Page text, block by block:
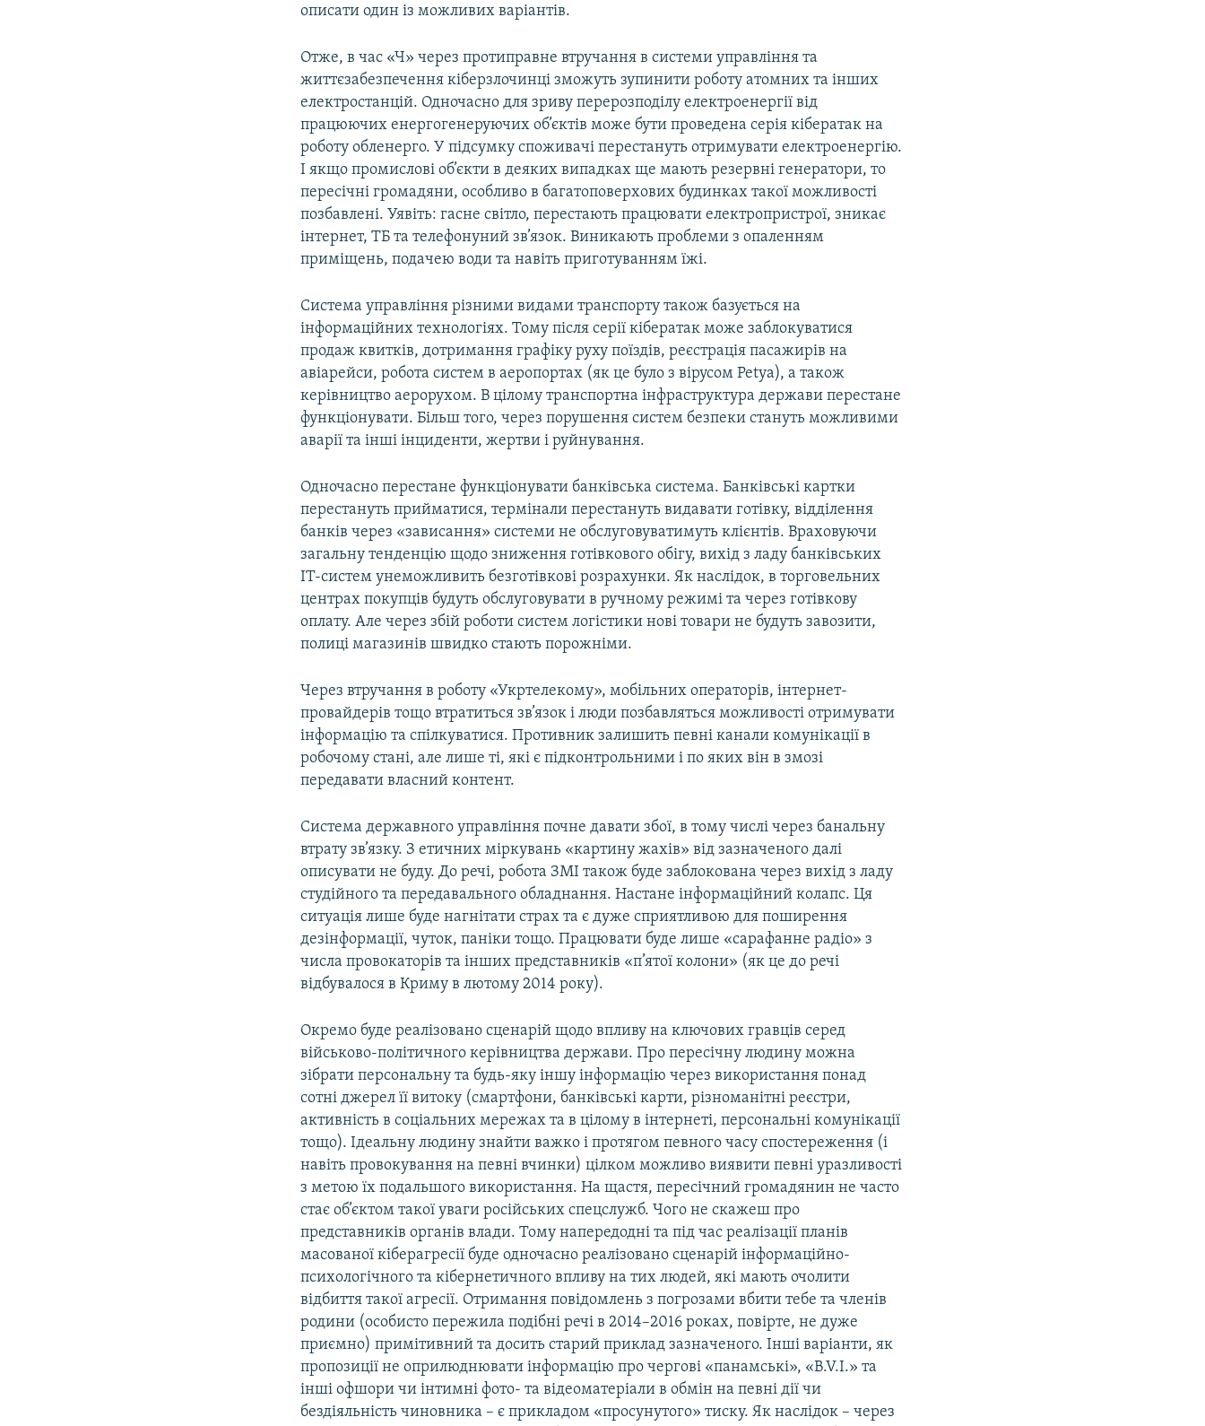
описати один із можливих варіантів.
Отже, в час «Ч» через протиправне втручання в системи управління та
життєзабезпечення кіберзлочинці зможуть зупинити роботу атомних та інших
електростанцій. Одночасно для зриву перерозподілу електроенергії від
працюючих енергогенеруючих об’єктів може бути проведена серія кібератак на
роботу обленерго. У підсумку споживачі перестануть отримувати електроенергію.
І якщо промислові об’єкти в деяких випадках ще мають резервні генератори, то
пересічні громадяни, особливо в багатоповерхових будинках такої можливості
позбавлені. Уявіть: гасне світло, перестають працювати електропристрої, зникає
інтернет, ТБ та телефонyний зв’язок. Виникають проблеми з опаленням
приміщень, подачею води та навіть приготуванням їжі.
Система управління різними видами транспорту також базується на
інформаційних технологіях. Тому після серії кібератак може заблокуватися
продаж квитків, дотримання графіку руху поїздів, реєстрація пасажирів на
авіарейси, робота систем в аеропортах (як це було з вірусом Petya), а також
керівництво аерорухом. В цілому транспортна інфраструктура держави перестане
функціонувати. Більш того, через порушення систем безпеки стануть можливими
аварії та інші інциденти, жертви і руйнування.
Одночасно перестане функціонувати банківська система. Банківські картки
перестануть прийматися, термінали перестануть видавати готівку, відділення
банків через «зависання» системи не обслуговуватимуть клієнтів. Враховуючи
загальну тенденцію щодо зниження готівкового обігу, вихід з ладу банківських
ІТ-систем унеможливить безготівкові розрахунки. Як наслідок, в торговельних
центрах покупців будуть обслуговувати в ручному режимі та через готівкову
оплату. Але через збій роботи систем логістики нові товари не будуть завозити,
полиці магазинів швидко стають порожніми.
Через втручання в роботу «Укртелекому», мобільних операторів, інтернет-
провайдерів тощо втратиться зв’язок і люди позбавляться можливості отримувати
інформацію та спілкуватися. Противник залишить певні канали комунікації в
робочому стані, але лише ті, які є підконтрольними і по яких він в змозі
передавати власний контент.
Система державного управління почне давати збої, в тому числі через банальну
втрату зв’язку. З етичних міркувань «картину жахів» від зазначеного далі
описувати не буду. До речі, робота ЗМІ також буде заблокована через вихід з ладу
студійного та передавального обладнання. Настане інформаційний колапс. Ця
ситуація лише буде нагнітати страх та є дуже сприятливою для поширення
дезінформації, чуток, паніки тощо. Працювати буде лише «сарафанне радіо» з
числа провокаторів та інших представників «п’ятої колони» (як це до речі
відбувалося в Криму в лютому 2014 року).
Окремо буде реалізовано сценарій щодо впливу на ключових гравців серед
військово-політичного керівництва держави. Про пересічну людину можна
зібрати персональну та будь-яку іншу інформацію через використання понад
сотні джерел її витоку (смартфони, банківські карти, різноманітні реєстри,
активність в соціальних мережах та в цілому в інтернеті, персональні комунікації
тощо). Ідеальну людину знайти важко і протягом певного часу спостереження (і
навіть провокування на певні вчинки) цілком можливо виявити певні уразливості
з метою їх подальшого використання. На щастя, пересічний громадянин не часто
стає об’єктом такої уваги російських спецслужб. Чого не скажеш про
представників органів влади. Тому напередодні та під час реалізації планів
масованої кіберагресії буде одночасно реалізовано сценарій інформаційно-
психологічного та кібернетичного впливу на тих людей, які мають очолити
відбиття такої агресії. Отримання повідомлень з погрозами вбити тебе та членів
родини (особисто пережила подібні речі в 2014–2016 роках, повірте, не дуже
приємно) примітивний та досить старий приклад зазначеного. Інші варіанти, як
пропозиції не оприлюднювати інформацію про чергові «панамські», «B.V.I.» та
інші офшори чи інтимні фото- та відеоматеріали в обмін на певні дії чи
бездіяльність чиновника – є прикладом «просунутого» тиску. Як наслідок – через